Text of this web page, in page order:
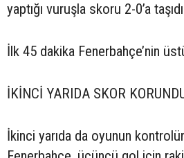
yaptığı vuruşla skoru 2-0’a
İlk 45 dakika Fenerbahçe’nin
İKİNCİ YARIDA SKOR
İkinci yarıda da oyunun